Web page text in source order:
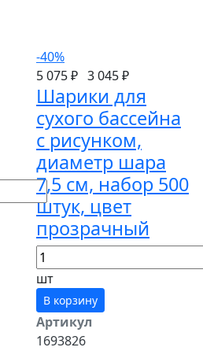
-40%
5 075 ₽ 3 045 ₽
Шарики для
сухого бассейна
с рисунком,
диаметр шара
7,5 см, набор 500
штук, цвет
прозрачный
шт
В корзину
Артикул
1693826